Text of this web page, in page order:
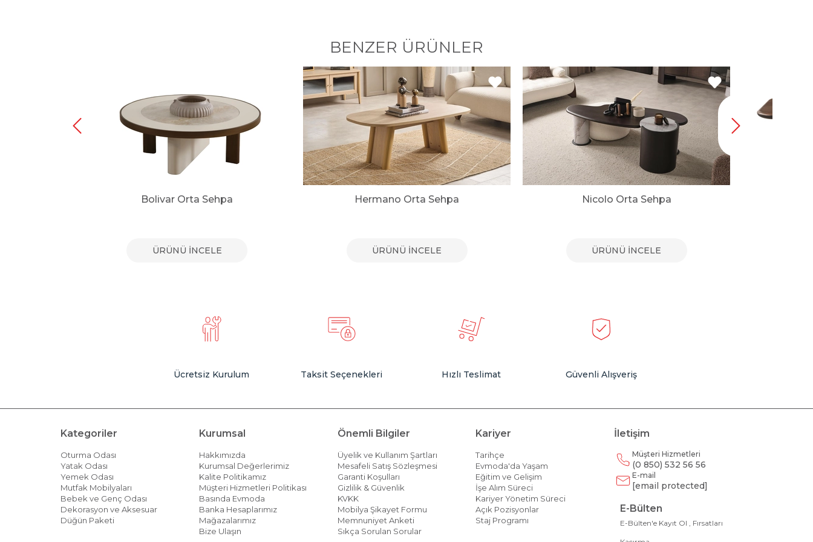
BENZER ÜRÜNLER
Bolivar Orta Sehpa
ÜRÜNÜ İNCELE
Hermano Orta Sehpa
ÜRÜNÜ İNCELE
Nicolo Orta Sehpa
ÜRÜNÜ İNCELE
Ücretsiz Kurulum Taksit Seçenekleri Hızlı Teslimat Güvenli Alışveriş
Kategoriler
Oturma Odası
Yatak Odası
Yemek Odası
Mutfak Mobilyaları
Bebek ve Genç Odası
Dekorasyon ve Aksesuar
Düğün Paketi
Kurumsal
Hakkımızda
Kurumsal Değerlerimiz
Kalite Politikamız
Müşteri Hizmetleri Politikası
Basında Evmoda
Banka Hesaplarımız
Mağazalarımız
Bize Ulaşın
Önemli Bilgiler
Üyelik ve Kullanım Şartları
Mesafeli Satış Sözleşmesi
Garanti Koşulları
Gizlilik & Güvenlik
KVKK
Mobilya Şikayet Formu
Memnuniyet Anketi
Sıkça Sorulan Sorular
Kariyer
Tarihçe
Evmoda'da Yaşam
Eğitim ve Gelişim
İşe Alım Süreci
Kariyer Yönetim Süreci
Açık Pozisyonlar
Staj Programı
İletişim
Müşteri Hizmetleri
(0 850) 532 56 56
E-mail
[email protected]
E-Bülten
E-Bülten'e Kayıt Ol , Fırsatları